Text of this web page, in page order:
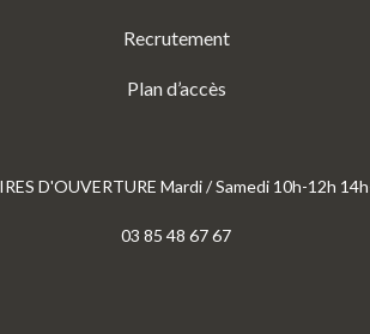
Recrutement
Plan d’accès
D'OUVERTURE Mardi / Samedi 10h-12h
03 85 48 67 67